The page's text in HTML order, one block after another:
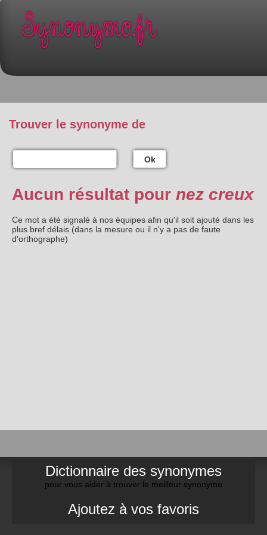
Trouver le synonyme de
Ok
Aucun résultat pour nez creux
Ce mot a été signalé à nos équipes afin qu'il soit ajouté dans les
plus bref délais (dans la mesure ou il n'y a pas de faute
d'orthographe)
Dictionnaire des synonymes
pour vous aider à trouver le meilleur synonyme
Ajoutez à vos favoris